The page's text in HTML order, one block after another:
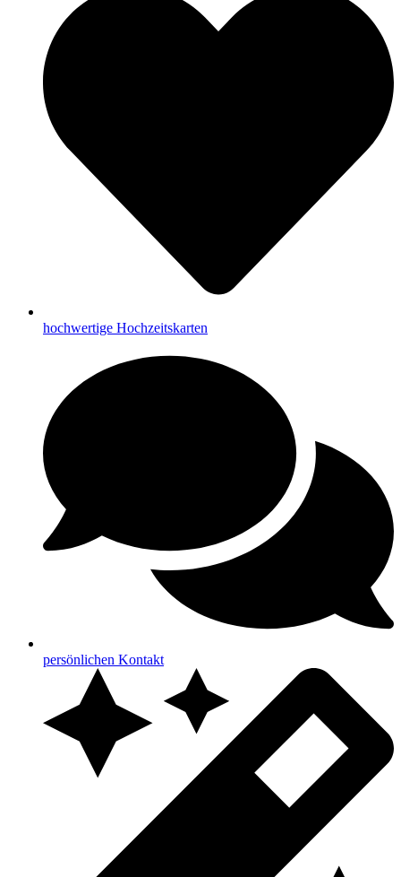
hochwertige Hochzeitskarten
persönlichen Kontakt